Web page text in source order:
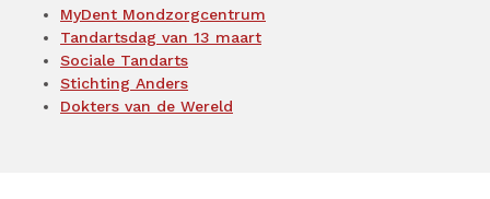
MyDent Mondzorgcentrum
Tandartsdag van 13 maart
Sociale Tandarts
Stichting Anders
Dokters van de Wereld